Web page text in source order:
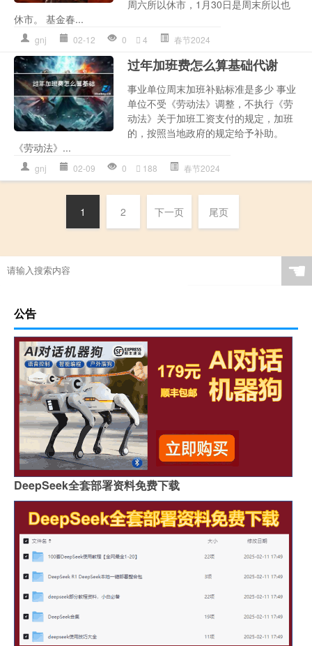
周六所以休市，1月30日是周末所以也
休市。 基金春...
gnj 02-12 0 4 春节2024
过年加班费怎么算基础代谢
事业单位周末加班补贴标准是多少 事业
单位不受《劳动法》调整，不执行《劳
动法》关于加班工资支付的规定，加班
的，按照当地政府的规定给予补助。
《劳动法》...
gnj 02-09 0 188 春节2024
1 2 下一页 尾页
☚
公告
DeepSeek全套部署资料免费下载